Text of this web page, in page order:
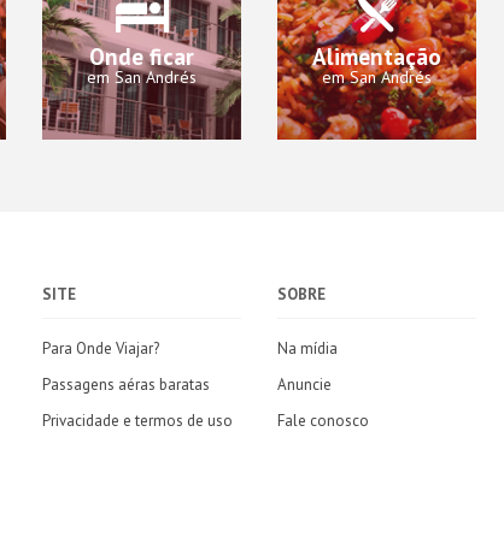
Onde ficar
em San Andrés
Alimentação
em San Andrés
SITE
Para Onde Viajar?
Passagens aéras baratas
Privacidade e termos de uso
SOBRE
Na mídia
Anuncie
Fale conosco